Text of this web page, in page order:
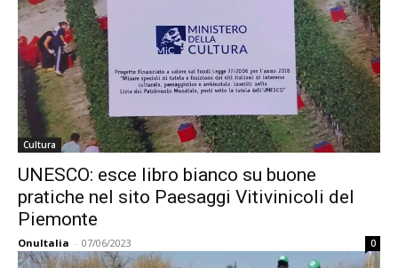
Cultura
UNESCO: esce libro bianco su buone
pratiche nel sito Paesaggi Vitivinicoli del
Piemonte
OnuItalia - 07/06/2023 0